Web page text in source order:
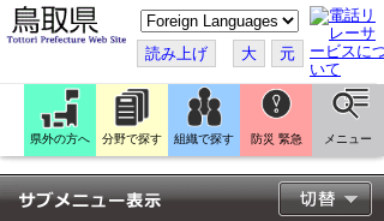
こ
の
ペ
ー
ジ
翻
訳
す
る
読み上げ 大 元
県外の方へ 分野で探す 組織で探す 防災 緊急 メニュー